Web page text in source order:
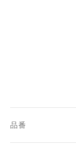
品番